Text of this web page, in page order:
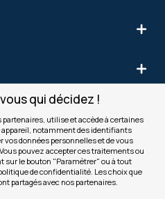
qui décidez !
utilise et accède à certaines
notamment des identifiants
vos données personnelles et de vous
pouvez accepter ces traitements ou
sur le bouton "Paramétrer" ou à tout
de confidentialité. Les choix que
partagés avec nos partenaires.
Valider